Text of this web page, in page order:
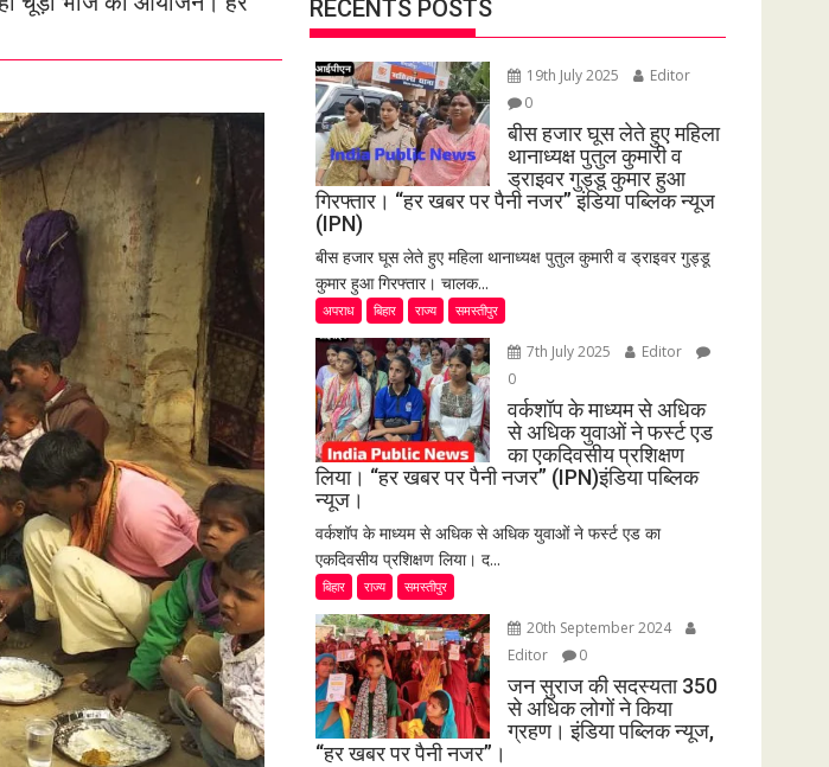
RECENTS POSTS
19th July 2025
Editor
0
बीस हजार घूस लेते हुए महिला
थानाध्यक्ष पुतुल कुमारी व
ड्राइवर गुड्डू कुमार हुआ
गिरफ्तार। “हर खबर पर पैनी नजर” इंडिया पब्लिक न्यूज
(IPN)
बीस हजार घूस लेते हुए महिला थानाध्यक्ष पुतुल कुमारी व ड्राइवर गुड्डू
कुमार हुआ गिरफ्तार। चालक...
अपराध बिहार राज्य समस्तीपुर
7th July 2025
Editor
0
वर्कशॉप के माध्यम से अधिक
से अधिक युवाओं ने फर्स्ट एड
का एकदिवसीय प्रशिक्षण
लिया। “हर खबर पर पैनी नजर” (IPN)इंडिया पब्लिक
न्यूज।
वर्कशॉप के माध्यम से अधिक से अधिक युवाओं ने फर्स्ट एड का
एकदिवसीय प्रशिक्षण लिया। द...
बिहार राज्य समस्तीपुर
20th September 2024
Editor
0
जन सुराज की सदस्यता 350
से अधिक लोगों ने किया
ग्रहण। इंडिया पब्लिक न्यूज,
“हर खबर पर पैनी नजर”।